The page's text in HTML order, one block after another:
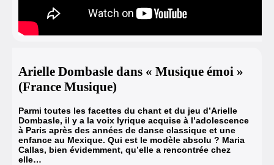
Arielle Dombasle dans « Musique émoi »
(France Musique)
Parmi toutes les facettes du chant et du jeu d’Arielle
Dombasle, il y a la voix lyrique acquise à l’adolescence
à Paris après des années de danse classique et une
enfance au Mexique. Qui est le modèle absolu ? Maria
Callas, bien évidemment, qu’elle a rencontrée chez
elle…